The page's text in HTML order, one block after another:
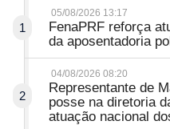
1
05/08/2026 13:17
FenaPRF reforça
da aposentadoria
2
04/08/2026 08:20
Representante de
posse na diretoria
atuação nacional